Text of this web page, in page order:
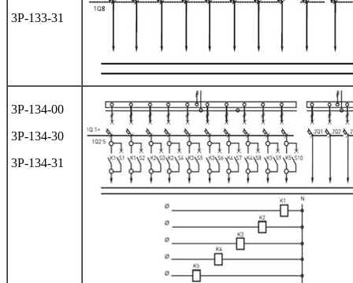
3Р-133-31
3Р-134-00
3Р-134-30
3Р-134-31